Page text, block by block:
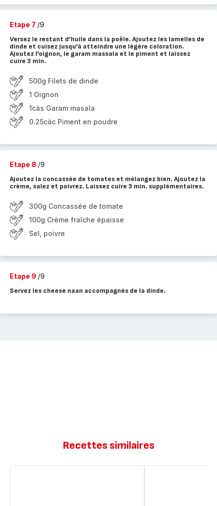
Etape 7 /9
Versez le restant d’huile dans la poêle. Ajoutez les lamelles de
dinde et cuisez jusqu’à atteindre une légère coloration.
Ajoutez l’oignon, le garam massala et le piment et laissez
cuire 3 min.
500g Filets de dinde
1 Oignon
1càs Garam masala
0.25càc Piment en poudre
Etape 8 /9
Ajoutez la concassée de tomates et mélangez bien. Ajoutez la
crème, salez et poivrez. Laissez cuire 3 min. supplémentaires.
300g Concassée de tomate
100g Crème fraîche épaisse
Sel, poivre
Etape 9 /9
Servez les cheese naan accompagnés de la dinde.
Recettes similaires